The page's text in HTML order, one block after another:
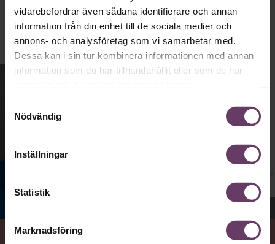
vidarebefordrar även sådana identifierare och annan
information från din enhet till de sociala medier och
annons- och analysföretag som vi samarbetar med.
Dessa kan i sin tur kombinera informationen med annan
information som du har tillhandahållit eller som de har
Nödvändig
Inställningar
Statistik
Marknadsföring